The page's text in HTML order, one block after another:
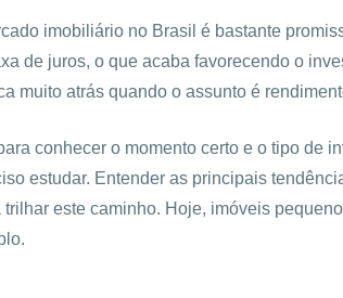
imobiliário no Brasil é bastante
de juros, o que acaba favorecendo o
muito atrás quando o assunto é
conhecer o momento certo e o tipo de
estudar. Entender as principais
trilhar este caminho. Hoje, imóveis